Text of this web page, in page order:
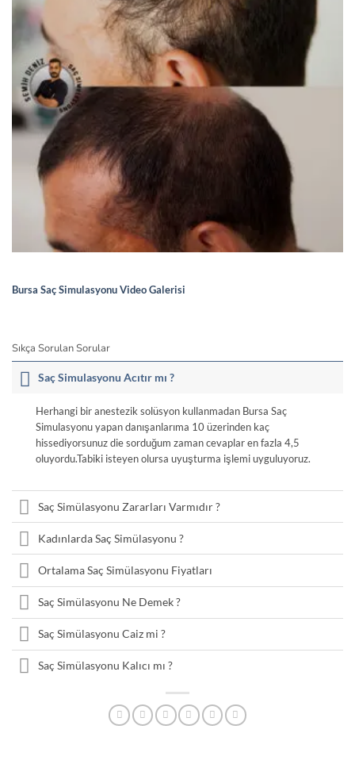
Bursa Saç Simulasyonu Video Galerisi
Sıkça Sorulan Sorular
Saç Simulasyonu Acıtır mı ?
Herhangi bir anestezik solüsyon kullanmadan Bursa Saç
Simulasyonu yapan danışanlarıma 10 üzerinden kaç
hissediyorsunuz die sorduğum zaman cevaplar en fazla 4,5
oluyordu.Tabiki isteyen olursa uyuşturma işlemi uyguluyoruz.
Saç Simülasyonu Zararları Varmıdır ?
Kadınlarda Saç Simülasyonu ?
Ortalama Saç Simülasyonu Fiyatları
Saç Simülasyonu Ne Demek ?
Saç Simülasyonu Caiz mi ?
Saç Simülasyonu Kalıcı mı ?